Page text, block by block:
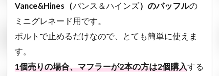
Vance&Hines（バンス＆ハインズ）のバッフルの
ミニグレネード用です。
ボルトで止めるだけなので、とても簡単に使えま
す。
1個売りの場合、マフラーが2本の方は2個購入する